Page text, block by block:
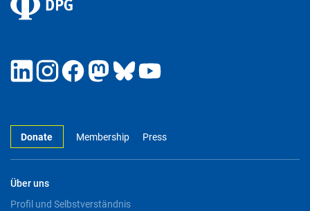
Donate Membership Press
Über uns
Profil und Selbstverständnis